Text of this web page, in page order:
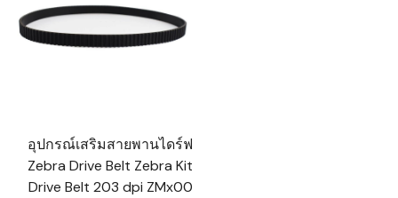
อุปกรณ์เสริมสายพานไดร์ฟ
Zebra Drive Belt Zebra Kit
Drive Belt 203 dpi ZMx00